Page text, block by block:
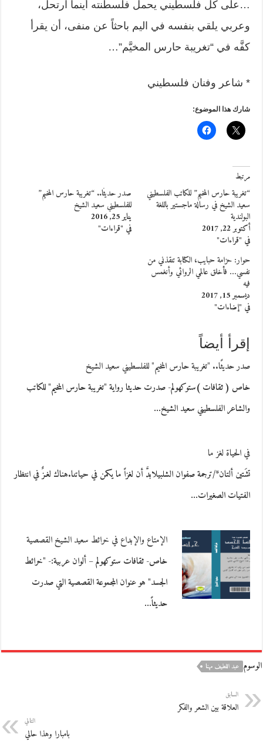
…على كل فلسطيني يحمل فلسطنته أينما ارتحل،
وعربي يلقي بنفسه في اليم باحثاً عن منفى، أن يقرأ
كفَّه في “تغريبة حارس المخيَّم”…
* شاعر وفنان فلسطيني
شارك هذا الموضوع:
مرتبط
“تغريبة حارس المخيم” للكاتب الفلسطيني
سعيد الشيخ في رسالة ماجستير باللغة
البولندية
أكتوبر 22, 2017
في "قراءات"
صدر حديثًا.. “تغريبة حارس المخيم”
للفلسطيني سعيد الشيخ
يناير 25, 2016
في "قراءات"
حوار: حزامة حبايب، الكتابة تنقذني من
نفسي… فأخلق عالمي الروائي وأنغمس
فيه
ديسمبر 15, 2017
في "إضاءات"
إقرأ أيضاً
صدر حديثًا.. "تغريبة حارس المخيم" للفلسطيني سعيد الشيخ
خاص ( ثقافات )ستوكهولم- صدرت حديثا رواية "تغريبة حارس المخيم" للكاتب
والشاعر الفلسطيني سعيد الشيخ…
في الحياة لغز ما
تشَتين ألتان*/ترجمة صفوان الشلبيلابدَّ أن لغزاً ما يكمن في حياتنا.هناك لغـزٌ في انتظار
الفتيات الصغيرات…
الإمتاع والإبداع في خرائط سعيد الشيخ القصصية
خاص- ثقافات ستوكهولم – ألوان عربية:- "خرائط
الجسد" هو عنوان المجموعة القصصية التي صدرت
حديثاً…
الوسوم عبد اللطيف مهنا
السابق
العلاقة بين الشعر والفكر
التالي
بامبارا وهذا حالي